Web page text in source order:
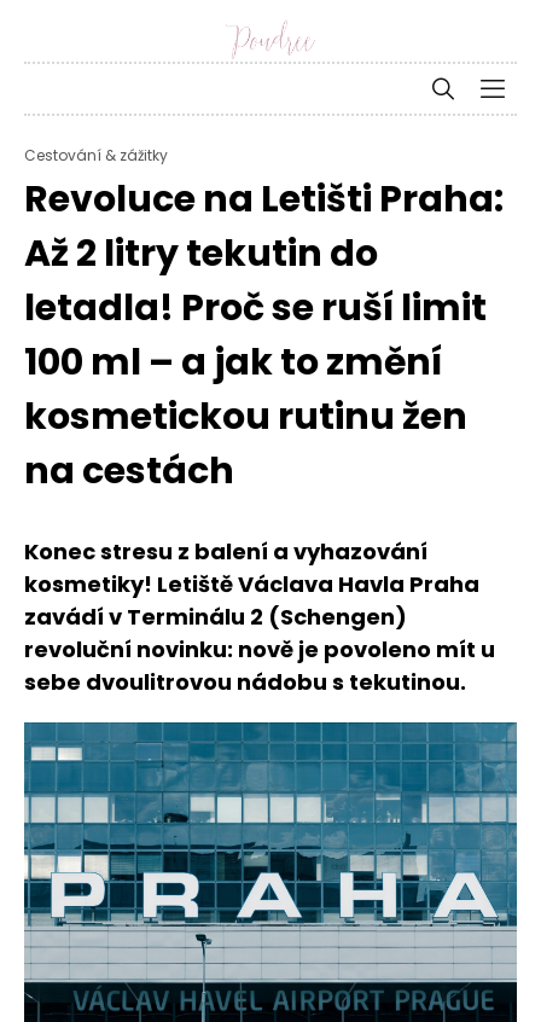
Cestování & zážitky
Revoluce na Letišti Praha:
Až 2 litry tekutin do
letadla! Proč se ruší limit
100 ml – a jak to změní
kosmetickou rutinu žen
na cestách
Konec stresu z balení a vyhazování
kosmetiky! Letiště Václava Havla Praha
zavádí v Terminálu 2 (Schengen)
revoluční novinku: nově je povoleno mít u
sebe dvoulitrovou nádobu s tekutinou.